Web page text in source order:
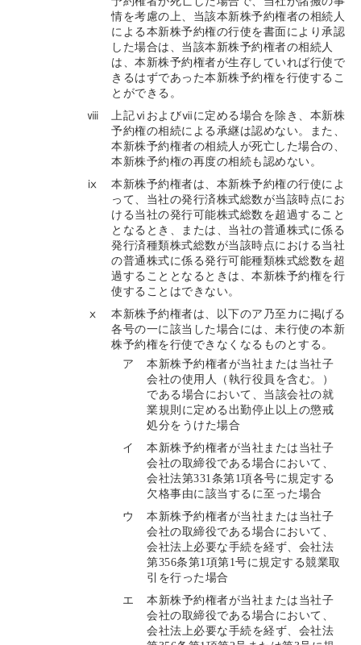
情を考慮の上、当該本新株予約権者の相続人
による本新株予約権の行使を書面により承認
した場合は、当該本新株予約権者の相続人
は、本新株予約権者が生存していれば行使で
きるはずであった本新株予約権を行使するこ
とができる。
ⅷ
上記ⅵおよびⅶに定める場合を除き、本新株
予約権の相続による承継は認めない。また、
本新株予約権者の相続人が死亡した場合の、
本新株予約権の再度の相続も認めない。
ⅸ
本新株予約権者は、本新株予約権の行使によ
って、当社の発行済株式総数が当該時点にお
ける当社の発行可能株式総数を超過すること
となるとき、または、当社の普通株式に係る
発行済種類株式総数が当該時点における当社
の普通株式に係る発行可能種類株式総数を超
過することとなるときは、本新株予約権を行
使することはできない。
ⅹ
本新株予約権者は、以下のア乃至カに掲げる
各号の一に該当した場合には、未行使の本新
株予約権を行使できなくなるものとする。
ア
本新株予約権者が当社または当社子
会社の使用人（執行役員を含む。）
である場合において、当該会社の就
業規則に定める出勤停止以上の懲戒
処分をうけた場合
イ
本新株予約権者が当社または当社子
会社の取締役である場合において、
会社法第331条第1項各号に規定する
欠格事由に該当するに至った場合
ウ
本新株予約権者が当社または当社子
会社の取締役である場合において、
会社法上必要な手続を経ず、会社法
第356条第1項第1号に規定する競業取
引を行った場合
エ
本新株予約権者が当社または当社子
会社の取締役である場合において、
会社法上必要な手続を経ず、会社法